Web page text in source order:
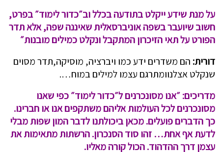
על מנת שידע ייקלט בתודעה בכלל וב״כדור לימוד״ בפרט,
חשוב שיועבר בשפה אוניברסאלית שאיננה שפה, אלא תדר
הפורט על תאי הזיכרון המתקבל ונקלט כמילים מובנות״
דורית: הם משדרים ידע כמו ויברציה, מוסיקה,תדר מסוים
שנקלט אצלנוומתרגם עצמו למילים במוח….
מדריכים:״אנו מסונכרנים ל״כדור לימוד״ כפי שאנו
מסונכרנים לכל העולמות אליהם משתקפים אנו או חברינו.
כך הדברים פועלים. מכאן ביכולתנו לדבר המון שפות מבלי
לדעת אף אחת… זהו סוד הסנכרון. הרשתות מתאימות את
עצמן דרך ההדהוד. הכול קורה מאליו.